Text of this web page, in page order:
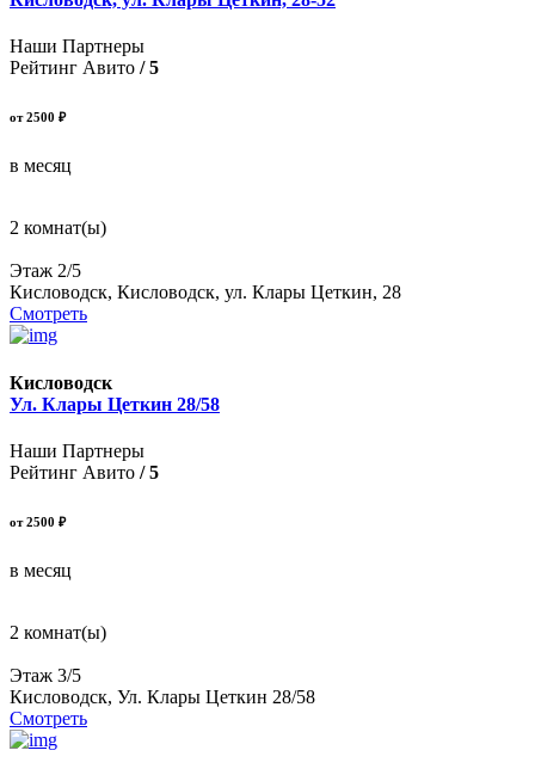
Наши Партнеры
Рейтинг Авито / 5
от 2500 ₽
в месяц
2 комнат(ы)
Этаж 2/5
Кисловодск, Кисловодск, ул. Клары Цеткин, 28
Смотреть
Кисловодск
Ул. Клары Цеткин 28/58
Наши Партнеры
Рейтинг Авито / 5
от 2500 ₽
в месяц
2 комнат(ы)
Этаж 3/5
Кисловодск, Ул. Клары Цеткин 28/58
Смотреть